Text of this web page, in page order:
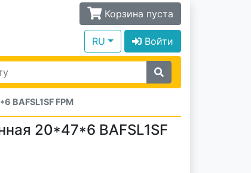
Корзина пуста
RU Войти
BAFSL1SF FPM
20*47*6 BAFSL1SF